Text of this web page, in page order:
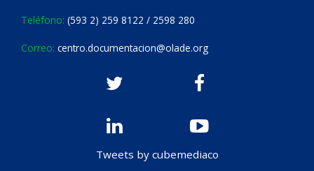
Teléfono: (593 2) 259 8122 / 2598 280
Correo: centro.documentacion@olade.org
Tweets by cubemediaco